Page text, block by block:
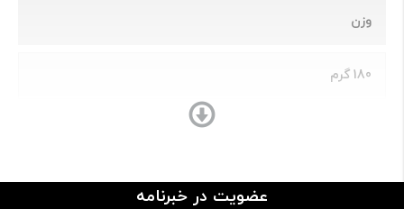
وزن
180 گرم
شیشه و فلز
عضویت در خبرنامه